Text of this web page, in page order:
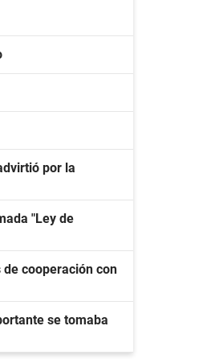
por la
"Ley de
cooperación con
se tomaba